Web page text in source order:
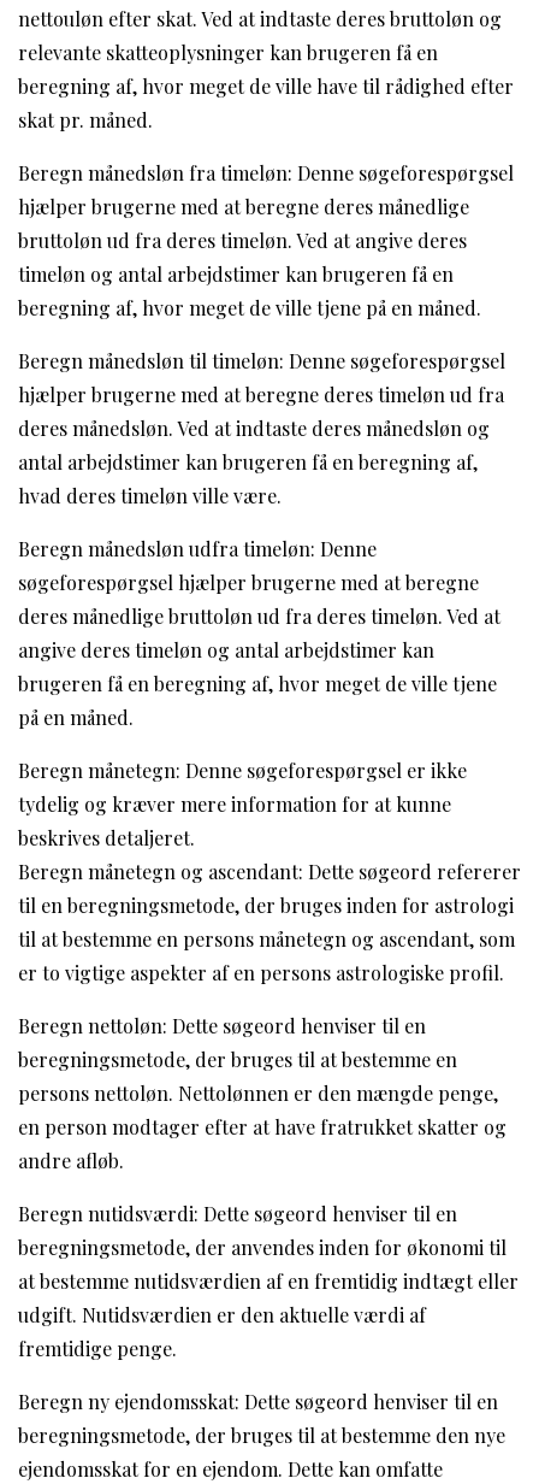
nettouløn efter skat. Ved at indtaste deres bruttoløn og
relevante skatteoplysninger kan brugeren få en
beregning af, hvor meget de ville have til rådighed efter
skat pr. måned.
Beregn månedsløn fra timeløn: Denne søgeforespørgsel
hjælper brugerne med at beregne deres månedlige
bruttoløn ud fra deres timeløn. Ved at angive deres
timeløn og antal arbejdstimer kan brugeren få en
beregning af, hvor meget de ville tjene på en måned.
Beregn månedsløn til timeløn: Denne søgeforespørgsel
hjælper brugerne med at beregne deres timeløn ud fra
deres månedsløn. Ved at indtaste deres månedsløn og
antal arbejdstimer kan brugeren få en beregning af,
hvad deres timeløn ville være.
Beregn månedsløn udfra timeløn: Denne
søgeforespørgsel hjælper brugerne med at beregne
deres månedlige bruttoløn ud fra deres timeløn. Ved at
angive deres timeløn og antal arbejdstimer kan
brugeren få en beregning af, hvor meget de ville tjene
på en måned.
Beregn månetegn: Denne søgeforespørgsel er ikke
tydelig og kræver mere information for at kunne
beskrives detaljeret.
Beregn månetegn og ascendant: Dette søgeord refererer
til en beregningsmetode, der bruges inden for astrologi
til at bestemme en persons månetegn og ascendant, som
er to vigtige aspekter af en persons astrologiske profil.
Beregn nettoløn: Dette søgeord henviser til en
beregningsmetode, der bruges til at bestemme en
persons nettoløn. Nettolønnen er den mængde penge,
en person modtager efter at have fratrukket skatter og
andre afløb.
Beregn nutidsværdi: Dette søgeord henviser til en
beregningsmetode, der anvendes inden for økonomi til
at bestemme nutidsværdien af en fremtidig indtægt eller
udgift. Nutidsværdien er den aktuelle værdi af
fremtidige penge.
Beregn ny ejendomsskat: Dette søgeord henviser til en
beregningsmetode, der bruges til at bestemme den nye
ejendomsskat for en ejendom. Dette kan omfatte